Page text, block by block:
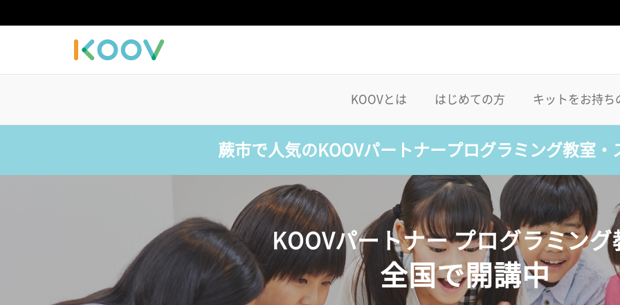
KOOVとは はじめての方 キットをお持ち
蕨市で人気のKOOVパートナープログラミング教室・
KOOVパートナー プログラミング
全国で開講中